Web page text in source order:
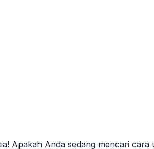
Apakah Anda sedang mencari